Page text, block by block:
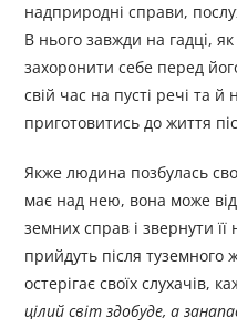
надприродні справи,
В нього завжди на гадці,
захоронити себе перед
свій час на пусті речі та й
приготовитись до життя
Якже людина позбулась
має над нею, вона може
земних справ і звернути її
прийдуть після
остерігає своїх слухачів,
цілий світ здобуде, а